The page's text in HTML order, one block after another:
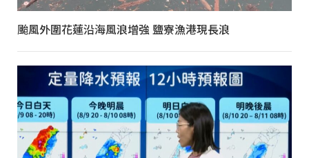
颱風外圍花蓮沿海風浪增強 鹽寮漁港現長浪